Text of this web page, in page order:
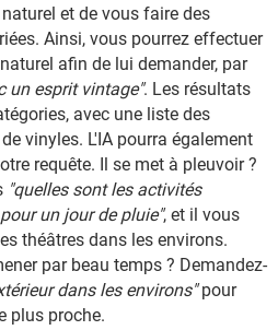
et de vous faire des
Ainsi, vous pourrez effectuer
afin de lui demander, par
un esprit vintage". Les résultats
avec une liste des
vinyles. L'IA pourra également
requête. Il se met à pleuvoir ?
"quelles sont les activités
un jour de pluie", et il vous
théâtres dans les environs.
par beau temps ? Demandez-
dans les environs"pour
plus proche.